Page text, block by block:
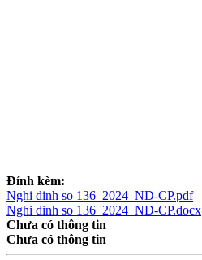
Đính kèm:
Nghi dinh so 136_2024_ND-CP.pdf
Nghi dinh so 136_2024_ND-CP.docx
Chưa có thông tin
Chưa có thông tin